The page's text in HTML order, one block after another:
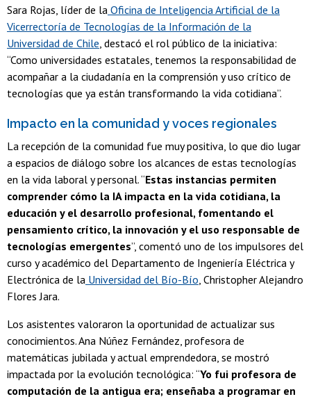
Sara Rojas, líder de la Oficina de Inteligencia Artificial de la
Vicerrectoría de Tecnologías de la Información de la
Universidad de Chile, destacó el rol público de la iniciativa:
“Como universidades estatales, tenemos la responsabilidad de
acompañar a la ciudadanía en la comprensión y uso crítico de
tecnologías que ya están transformando la vida cotidiana”.
Impacto en la comunidad y voces regionales
La recepción de la comunidad fue muy positiva, lo que dio lugar
a espacios de diálogo sobre los alcances de estas tecnologías
en la vida laboral y personal. “Estas instancias permiten
comprender cómo la IA impacta en la vida cotidiana, la
educación y el desarrollo profesional, fomentando el
pensamiento crítico, la innovación y el uso responsable de
tecnologías emergentes”, comentó uno de los impulsores del
curso y académico del Departamento de Ingeniería Eléctrica y
Electrónica de la Universidad del Bío-Bío , Christopher Alejandro
Flores Jara.
Los asistentes valoraron la oportunidad de actualizar sus
conocimientos. Ana Núñez Fernández, profesora de
matemáticas jubilada y actual emprendedora, se mostró
impactada por la evolución tecnológica: “Yo fui profesora de
computación de la antigua era; enseñaba a programar en